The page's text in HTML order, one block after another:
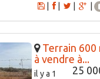
|
Terrain 600
à vendre à...
25
il y a 1